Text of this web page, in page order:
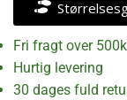
Fri fragt over
Hurtig levering
30 dages fuld